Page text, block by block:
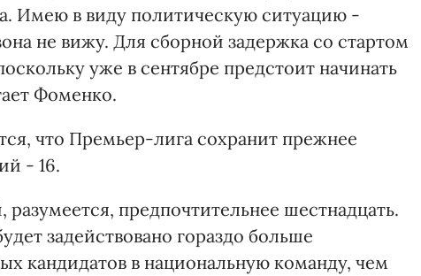
Имею в виду политическую ситуацию -
не вижу. Для сборной задержка со стартом
уже в сентябре предстоит начинать
Фоменко.
что Премьер-лига сохранит прежнее
- 16.
предпочтительнее шестнадцать.
задействовано гораздо больше
кандидатов в национальную команду, чем